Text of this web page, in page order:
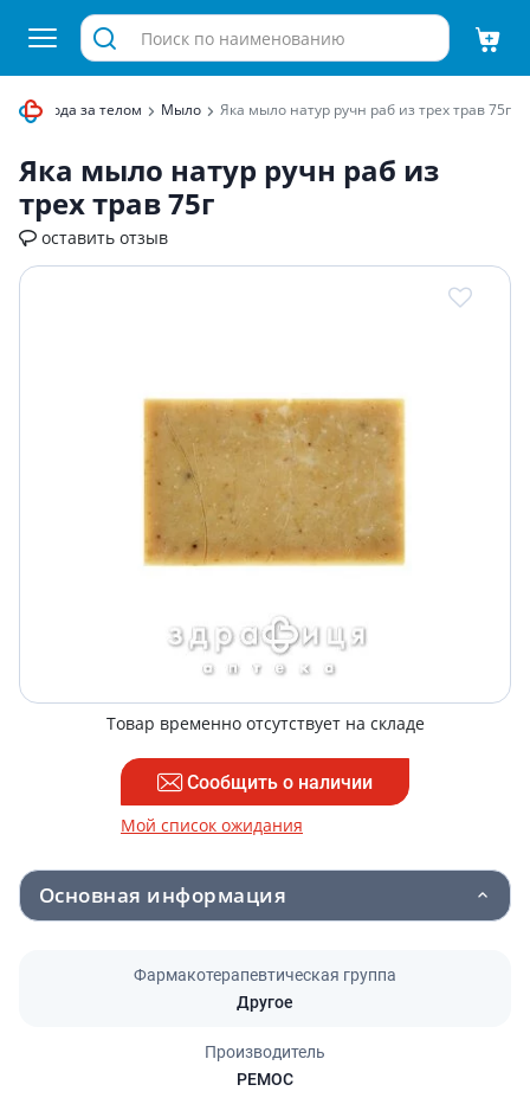
для ухода за телом Мыло Яка мыло натур ручн раб из трех трав 75г
Яка мыло натур ручн раб из
трех трав 75г
оставить отзыв
Товар временно отсутствует на складе
Сообщить о наличии
Мой список ожидания
Основная информация
Фармакотерапевтическая группа
Другое
Производитель
РЕМОС